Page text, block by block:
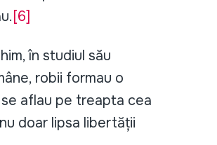
[6]
în studiul său
robii formau o
aflau pe treapta cea
doar lipsa libertății